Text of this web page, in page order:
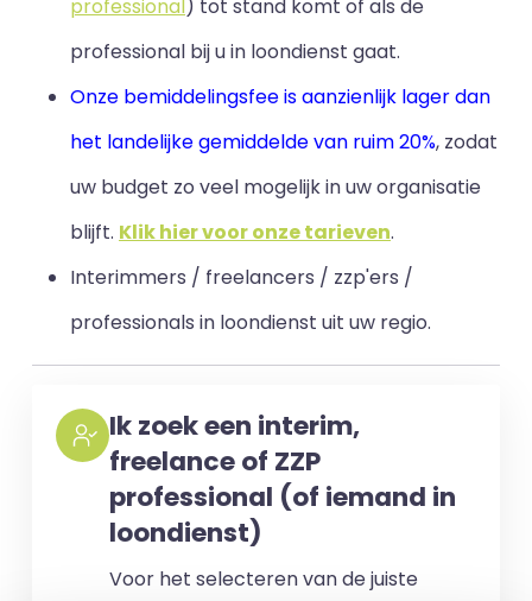
professional) tot stand komt of als de
professional bij u in loondienst gaat.
Onze bemiddelingsfee is aanzienlijk lager dan
het landelijke gemiddelde van ruim 20%, zodat
uw budget zo veel mogelijk in uw organisatie
blijft. Klik hier voor onze tarieven.
Interimmers / freelancers / zzp'ers /
professionals in loondienst uit uw regio.
Ik zoek een interim,
freelance of ZZP
professional (of iemand in
loondienst)
Voor het selecteren van de juiste